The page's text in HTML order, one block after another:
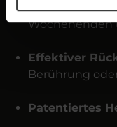
Rund um die
Wochenenden
Effektiver
Berührung
Patentiertes